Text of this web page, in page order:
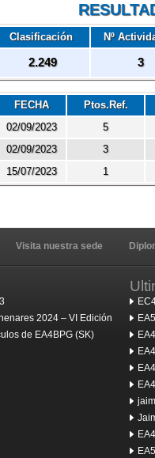
Clasificación Nº
2.249 3
FECHA Ptos.Ref.
02/09/2023 5
02/09/2023 3
15/07/2023 1
Visita nuestra sede
2024 – VI Edición
de EA4BPG (SK)